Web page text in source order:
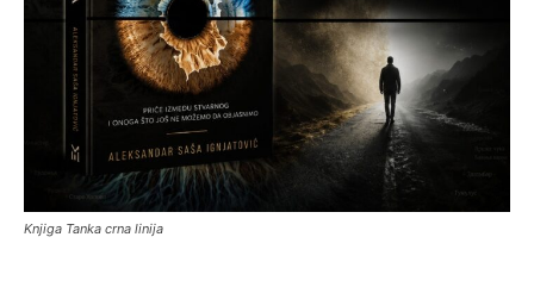
Knjiga Tanka crna linija